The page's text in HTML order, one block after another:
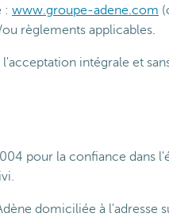
: www.groupe-adene.com
règlements applicables.
intégrale et
pour la confiance dans
domiciliée à l'adresse